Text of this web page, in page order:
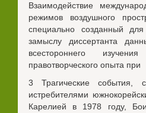
Взаимодействие
режимов воздушного
специально созданный
замыслу диссертанта
всестороннего
правотворческого опыта при
3 Трагические события,
истребителями
Карелией в 1978 году,